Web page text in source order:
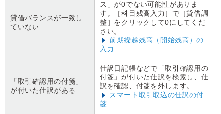
貸借バランスが一致し
ていない
ス」が0でない可能性がありま
す。［科目残高入力］で［貸借調
整］をクリックして0にしてくだ
さい。
前期繰越残高（開始残高）の
入力
「取引確認用の付箋」
が付いた仕訳がある
仕訳日記帳などで「取引確認用の
付箋」が付いた仕訳を検索し、仕
訳を確認、付箋を外します。
スマート取引取込の仕訳の付
箋